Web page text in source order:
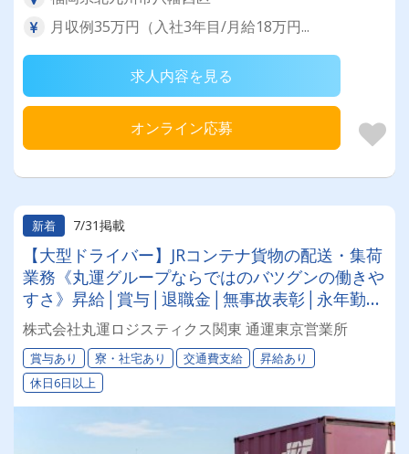
月収例35万円（入社3年目/月給18万円...
求人内容を見る
オンライン応募
新着 7/31掲載
【大型ドライバー】JRコンテナ貨物の配送・集荷
業務《丸運グループならではのバツグンの働きや
すさ》昇給│賞与│退職金│無事故表彰│永年勤続
表彰
株式会社丸運ロジスティクス関東 通運東京営業所
賞与あり 寮・社宅あり 交通費支給
昇給あり
休日6日以上